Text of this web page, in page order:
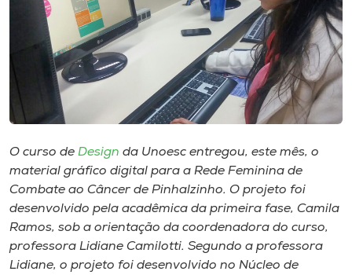
Editora
Museu
Unoesc
Store
Selecione
O curso de Design da Unoesc entregou, este mês, o
material gráfico digital para a Rede Feminina de
Combate ao Câncer de Pinhalzinho. O projeto foi
desenvolvido pela acadêmica da primeira fase, Camila
Ramos, sob a orientação da coordenadora do curso,
professora Lidiane Camilotti. Segundo a professora
Lidiane, o projeto foi desenvolvido no Núcleo de